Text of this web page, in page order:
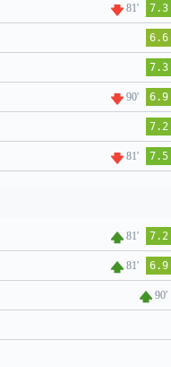
81' 7.3
6.6
7.3
90' 6.9
7.2
81' 7.5
81' 7.2
81' 6.9
90'